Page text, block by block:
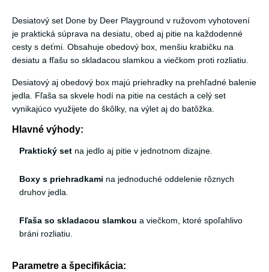
Desiatový set Done by Deer Playground v ružovom vyhotovení
je praktická súprava na desiatu, obed aj pitie na každodenné
cesty s deťmi. Obsahuje obedový box, menšiu krabičku na
desiatu a fľašu so skladacou slamkou a viečkom proti rozliatiu.
Desiatový aj obedový box majú priehradky na prehľadné balenie
jedla. Fľaša sa skvele hodí na pitie na cestách a celý set
vynikajúco využijete do škôlky, na výlet aj do batôžka.
Hlavné výhody:
Praktický set na jedlo aj pitie v jednotnom dizajne.
Boxy s priehradkami na jednoduché oddelenie rôznych
druhov jedla.
Fľaša so skladacou slamkou a viečkom, ktoré spoľahlivo
bráni rozliatiu.
Parametre a špecifikácia: